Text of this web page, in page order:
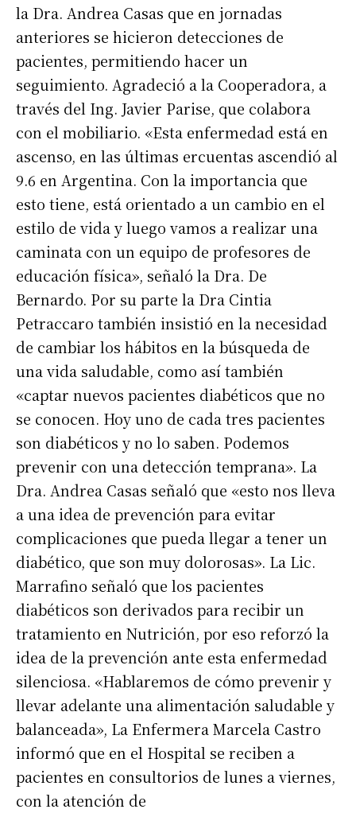
Suscribirme gratis
Dirección de correo electrónico*
la Dra. Andrea Casas que en jornadas
anteriores se hicieron detecciones de
pacientes, permitiendo hacer un
seguimiento. Agradeció a la Cooperadora, a
través del Ing. Javier Parise, que colabora
con el mobiliario. «Esta enfermedad está en
ascenso, en las últimas ercuentas ascendió al
9.6 en Argentina. Con la importancia que
esto tiene, está orientado a un cambio en el
estilo de vida y luego vamos a realizar una
caminata con un equipo de profesores de
educación física», señaló la Dra. De
Bernardo. Por su parte la Dra Cintia
Petraccaro también insistió en la necesidad
de cambiar los hábitos en la búsqueda de
una vida saludable, como así también
«captar nuevos pacientes diabéticos que no
se conocen. Hoy uno de cada tres pacientes
son diabéticos y no lo saben. Podemos
prevenir con una detección temprana». La
Dra. Andrea Casas señaló que «esto nos lleva
a una idea de prevención para evitar
complicaciones que pueda llegar a tener un
diabético, que son muy dolorosas». La Lic.
Marrafino señaló que los pacientes
diabéticos son derivados para recibir un
tratamiento en Nutrición, por eso reforzó la
idea de la prevención ante esta enfermedad
silenciosa. «Hablaremos de cómo prevenir y
llevar adelante una alimentación saludable y
balanceada», La Enfermera Marcela Castro
informó que en el Hospital se reciben a
pacientes en consultorios de lunes a viernes,
con la atención de